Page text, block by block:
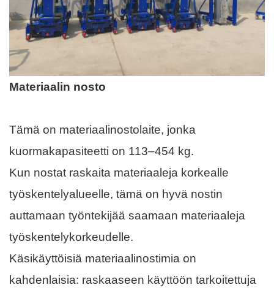
Materiaalin nosto
Tämä on materiaalinostolaite, jonka
kuormakapasiteetti on 113–454 kg.
Kun nostat raskaita materiaaleja korkealle
työskentelyalueelle, tämä on hyvä nostin
auttamaan työntekijää saamaan materiaaleja
työskentelykorkeudelle.
Käsikäyttöisiä materiaalinostimia on
kahdenlaisia: raskaaseen käyttöön tarkoitettuja